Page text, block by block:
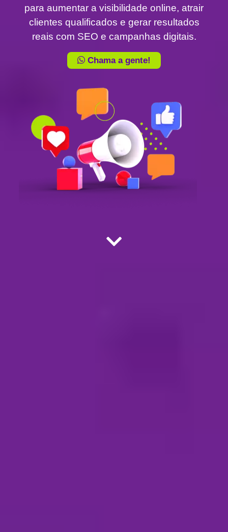
para aumentar a visibilidade online, atrair
clientes qualificados e gerar resultados
reais com SEO e campanhas digitais.
Chama a gente!